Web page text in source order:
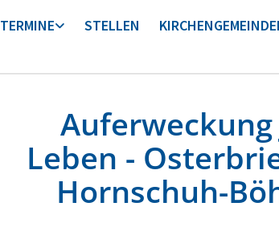
TERMINE STELLEN
Auferweckung
Leben -
Hornschuh-